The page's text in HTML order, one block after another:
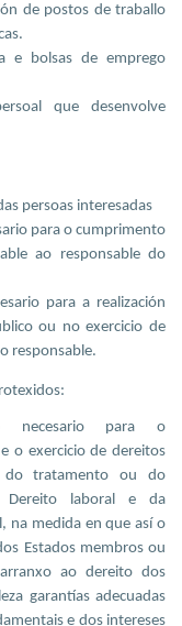
de postos de traballo
e bolsas de emprego
que desenvolve
persoas interesadas
para o cumprimento
ao responsable do
para a realización
ou no exercicio de
responsable.
necesario para o
o exercicio de dereitos
do tratamento ou do
laboral e da
na medida en que así o
Estados membros ou
ao dereito dos
garantías adecuadas
e dos intereses